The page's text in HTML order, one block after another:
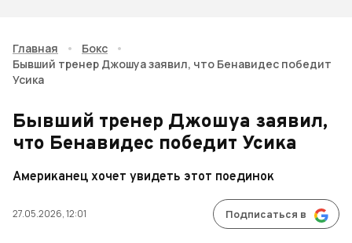
Главная • Бокс
•
Бывший тренер Джошуа заявил, что Бенавидес победит
Усика
Бывший тренер Джошуа заявил,
что Бенавидес победит Усика
Американец хочет увидеть этот поединок
27.05.2026, 12:01 Подписаться в